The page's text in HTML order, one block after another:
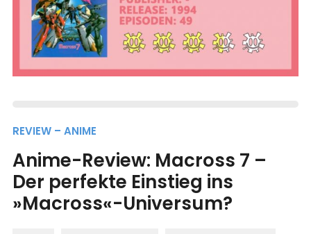
REVIEW – ANIME
Anime-Review: Macross 7 –
Der perfekte Einstieg ins
»Macross«-Universum?